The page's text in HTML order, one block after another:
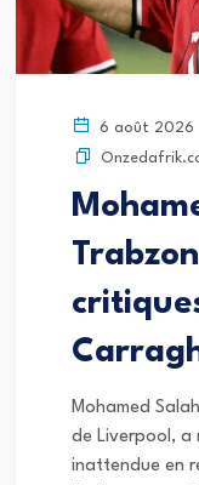
6 août 2026
Mohamed
de Liverpool, a
inattendue en